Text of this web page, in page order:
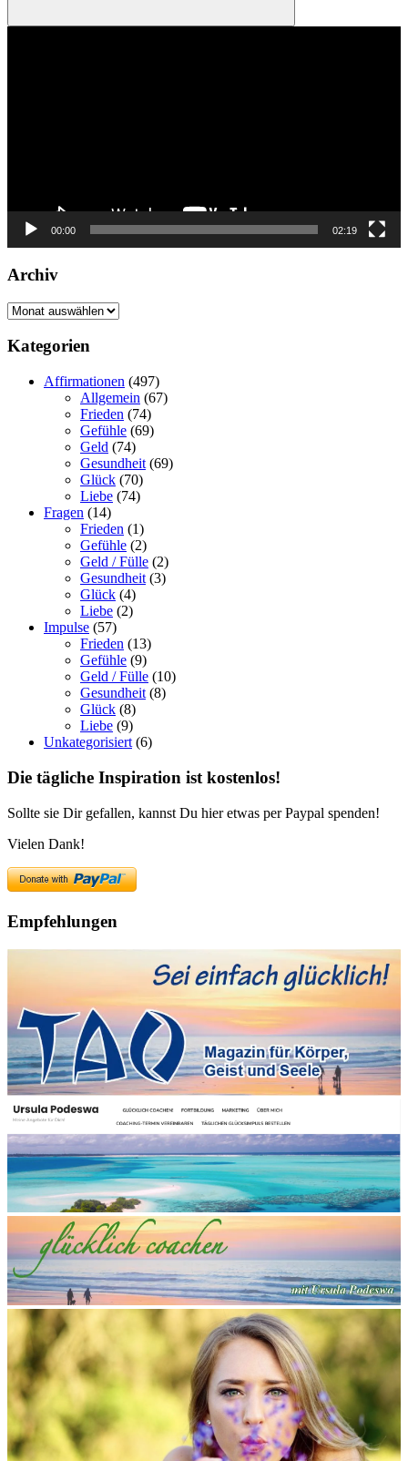
Suchen
00:00 02:19
Archiv
Archiv
Kategorien
Affirmationen (497)
Allgemein (67)
Frieden (74)
Gefühle (69)
Geld (74)
Gesundheit (69)
Glück (70)
Liebe (74)
Fragen (14)
Frieden (1)
Gefühle (2)
Geld / Fülle (2)
Gesundheit (3)
Glück (4)
Liebe (2)
Impulse (57)
Frieden (13)
Gefühle (9)
Geld / Fülle (10)
Gesundheit (8)
Glück (8)
Liebe (9)
Unkategorisiert (6)
Die tägliche Inspiration ist kostenlos!
Sollte sie Dir gefallen, kannst Du hier etwas per Paypal spenden!
Vielen Dank!
Empfehlungen